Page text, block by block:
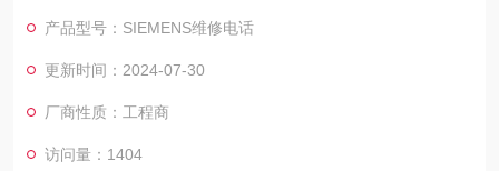
心电监护仪心电图波行杂乱维修，屏幕显示的呼吸波行弱/呼吸信
号弱维修，飞利浦心电监护仪心电扫描基线漂移/漂触显示屏区域
产品型号：SIEMENS维修电话
更新时间：2024-07-30
厂商性质：工程商
访问量：1404